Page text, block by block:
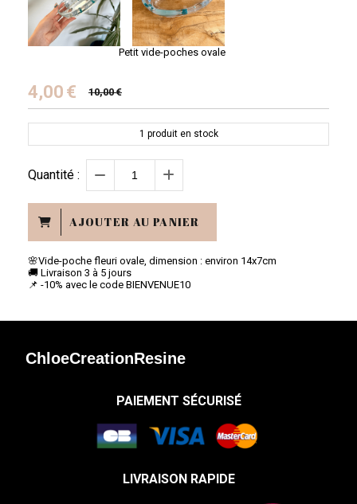
Petit vide-poches ovale
4,00 € 10,00€
1 produit en stock
Quantité :
AJOUTER AU PANIER
🌸Vide-poche fleuri ovale, dimension : environ 14x7cm
🚚 Livraison 3 à 5 jours
📌 -10% avec le code BIENVENUE10
ChloeCreationResine
PAIEMENT SÉCURISÉ
LIVRAISON RAPIDE